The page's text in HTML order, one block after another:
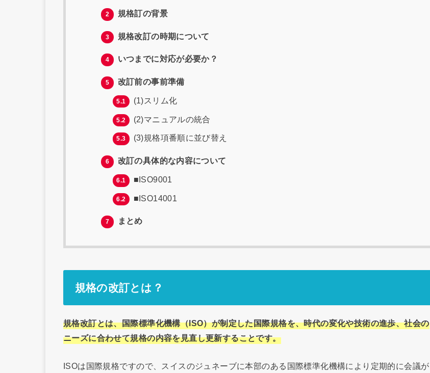
2 規格訂の背景
3 規格改訂の時期について
4 いつまでに対応が必要か？
5 改訂前の事前準備
5.1 (1)スリム化
5.2 (2)マニュアルの統合
5.3 (3)規格項番順に並び替え
6 改訂の具体的な内容について
6.1 ■ISO9001
6.2 ■ISO14001
7 まとめ
規格の改訂とは？
規格改訂とは、国際標準化機構（ISO）が制定した国際規格を、時代の変化や技術の進歩、社会の
ニーズに合わせて規格の内容を見直し更新することです。
ISOは国際規格ですので、スイスのジュネーブに本部のある国際標準化機構により定期的に会議が